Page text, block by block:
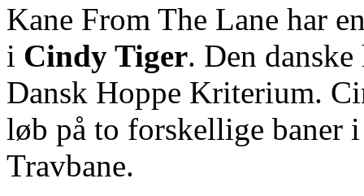
Kane From The Lane har
i Cindy Tiger. Den
Dansk Hoppe Kriterium.
løb på to forskellige baner
Travbane.